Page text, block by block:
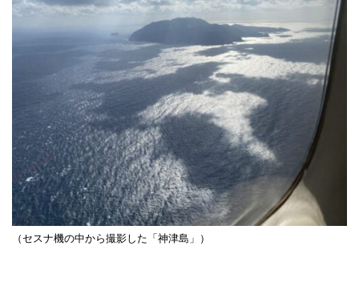
（セスナ機の中から撮影した「神津島」）